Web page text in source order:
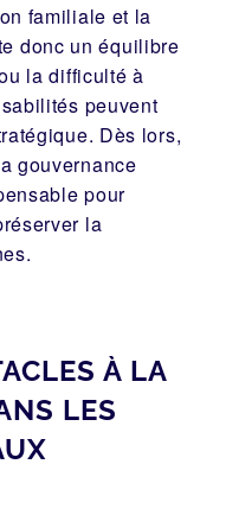
familiale et la
donc un équilibre
la difficulté à
peuvent
Dès lors,
gouvernance
pour
la
À LA
LES